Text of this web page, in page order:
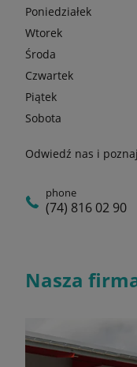
Poniedziałek
Wtorek
Środa
Czwartek
Piątek
Sobota
Odwiedź nas i
phone
(74) 816 02 90
Nasza